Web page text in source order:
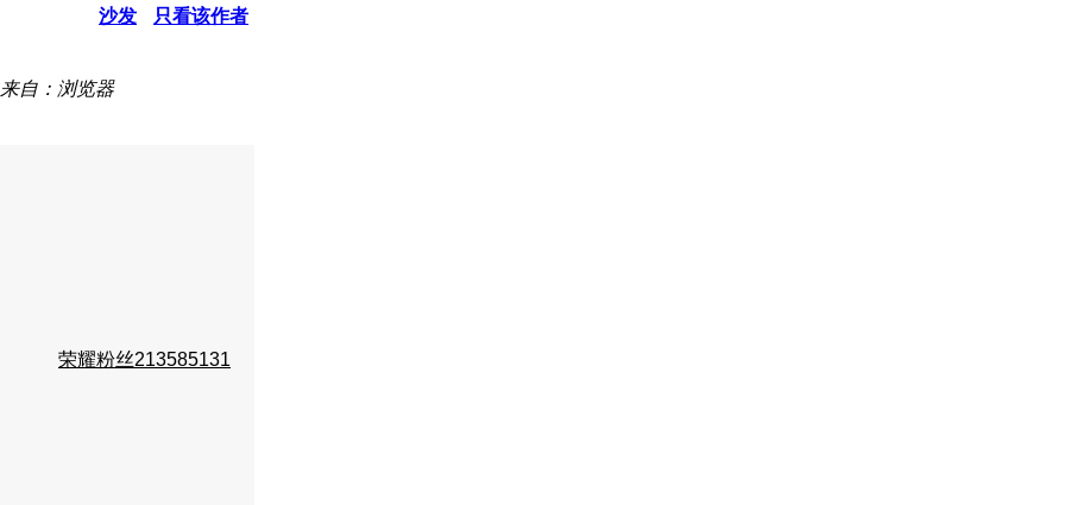
沙发 只看该作者
来自：浏览器
荣耀粉丝213585131